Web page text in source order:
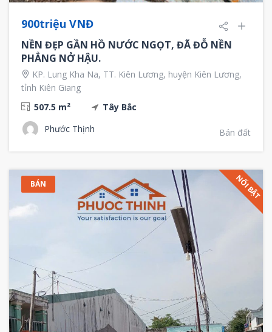
900triệu VNĐ
NỀN ĐẸP GẦN HỒ NƯỚC NGỌT, ĐÃ ĐỖ NỀN
PHẲNG NỞ HẬU.
KP. Lung Kha Na, TT. Kiên Lương, huyện Kiên Lương,
tỉnh Kiên Giang
507.5 m²
Tây Bắc
Phước Thịnh
Bán đất
BÁN NỔI BẬT